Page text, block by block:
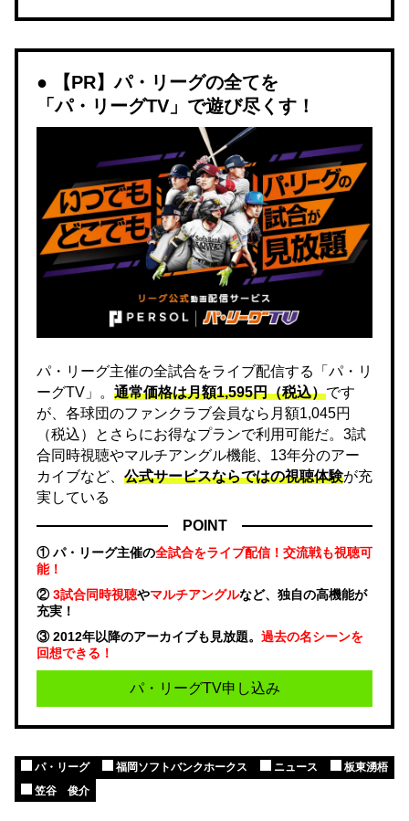
【PR】パ・リーグの全てを
「パ・リーグTV」で遊び尽くす！
パ・リーグ主催の全試合をライブ配信する「パ・リ
ーグTV」。 通常価格は月額1,595円（税込）です
が、各球団のファンクラブ会員なら月額1,045円
（税込）とさらにお得なプランで利用可能だ。3試
合同時視聴やマルチアングル機能、13年分のアー
カイブなど、 公式サービスならではの視聴体験が充
実している
POINT
① パ・リーグ主催の全試合をライブ配信！交流戦も視聴可
能！
②3試合同時視聴やマルチアングルなど、独自の高機能が
充実！
③ 2012年以降のアーカイブも見放題。 過去の名シーンを
回想できる！
パ・リーグTV申し込み
パ・リーグ 福岡ソフトバンクホークス ニュース
板東湧梧
笠谷 俊介